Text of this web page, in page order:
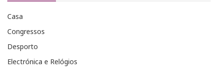
Casa
Congressos
Desporto
Electrónica e Relógios